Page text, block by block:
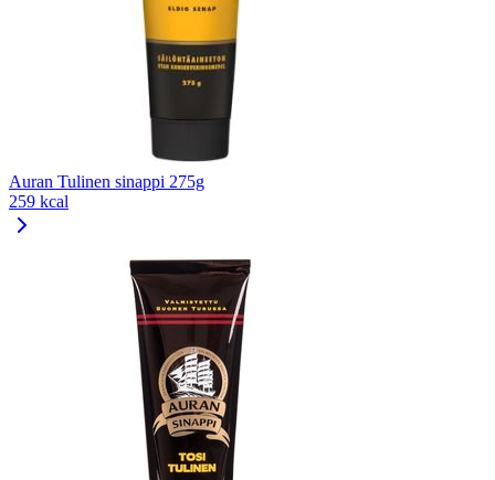
Auran Tulinen sinappi 275g
259 kcal